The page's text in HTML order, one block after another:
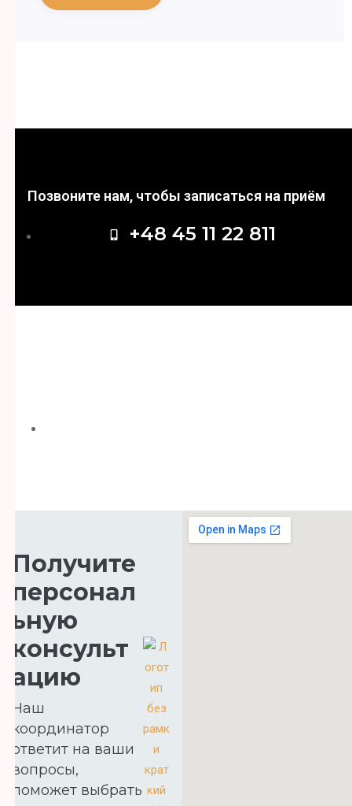
Позвоните нам, чтобы записаться на приём
+48 45 11 22 811
Получите
персонал
ьную
консульт
ацию
Наш
координатор
ответит на ваши
вопросы,
поможет выбрать